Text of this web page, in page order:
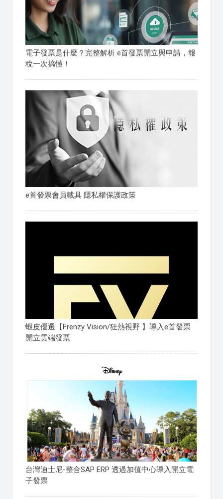
電子發票是什麼？完整解析 e首發票開立與申請，報
稅一次搞懂！
e首發票會員載具 隱私權保護政策
蝦皮優選【Frenzy Vision/狂熱視野 】導入e首發票
開立雲端發票
台灣迪士尼-整合SAP ERP 透過加值中心導入開立電
子發票